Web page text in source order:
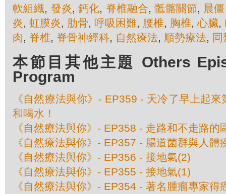
軟組織, 發炎,鈣化, 脊椎融合,骶髂關節, 晨僵
炎, 虹膜炎, 肋骨, 呼吸困難, 腰椎, 胸椎,心臟,
肉, 脊椎, 脊骨神經科, 自然療法, 順勢療法,
本節目其他主題 Others
Program
《自然療法與你》- EP359 - 天冷了早上起
和喝水！
《自然療法與你》- EP358 - 走路和不走路的
《自然療法與你》- EP357 - 腸道菌群與人體
《自然療法與你》- EP356 - 接地氣(2)
《自然療法與你》- EP355 - 接地氣(1)
《自然療法與你》- EP354 - 著名腫瘤專家得